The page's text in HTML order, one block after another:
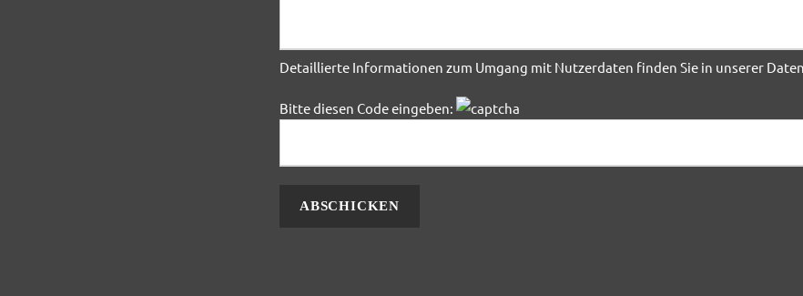
Detaillierte Informationen zum Umgang mit Nutzerdaten finden Sie in unserer
Bitte diesen Code eingeben: